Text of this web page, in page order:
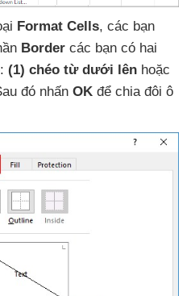
Format Cells, các bạn
Border các bạn có hai
(1) chéo từ dưới lên hoặc
đó nhấn OK để chia đôi ô